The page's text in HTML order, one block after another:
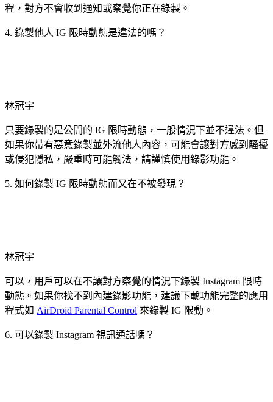
程，對方不會收到通知或察覺你正在錄製。
4. 錄製他人 IG 限時動態是違法的嗎？
林冠宇
只要錄製的是公開的 IG 限時動態，一般情況下並不違法。但
如果你帶有惡意錄製並外流他人內容，可能會讓對方感到騷擾
或侵犯隱私，嚴重時可能觸法，請謹慎使用錄影功能。
5. 如何錄製 IG 限時動態而又在不被發現？
林冠宇
可以，用戶可以在不讓對方察覺的情況下錄製 Instagram 限時
動態。如果你找不到內建錄影功能，建議下載功能完整的應用
程式如 AirDroid Parental Control 來錄製 IG 限動。
6. 可以錄製 Instagram 視訊通話嗎？